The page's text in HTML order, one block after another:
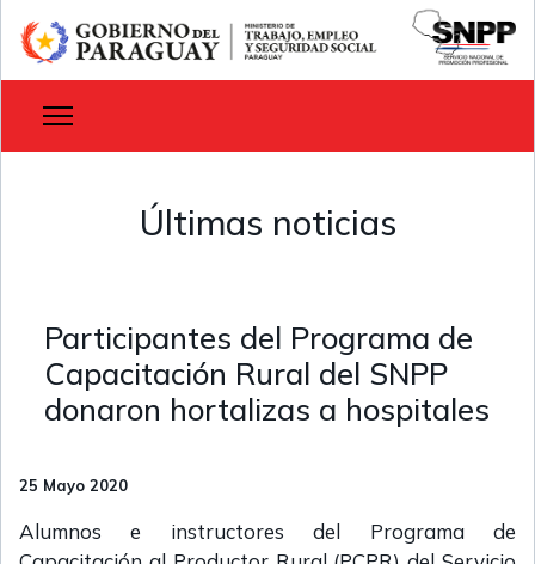
Últimas noticias
Participantes del Programa de
Capacitación Rural del SNPP
donaron hortalizas a hospitales
25 Mayo 2020
Alumnos e instructores del Programa de